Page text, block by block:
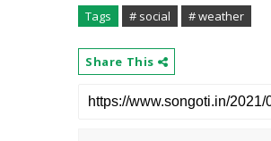
Tags # social # weather
Share This